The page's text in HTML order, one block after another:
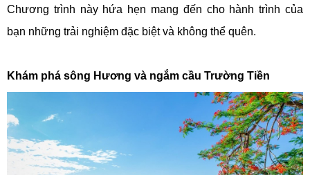
Chương trình này hứa hẹn mang đến cho hành trình của
bạn những trải nghiệm đặc biệt và không thể quên.
Khám phá sông Hương và ngắm cầu Trường Tiền